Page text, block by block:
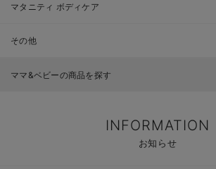
マタニティ ボディケア
その他
ママ&ベビーの商品を探す
INFORMATION
お知らせ